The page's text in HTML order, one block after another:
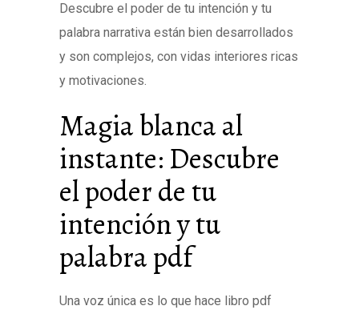
Descubre el poder de tu intención y tu
palabra narrativa están bien desarrollados
y son complejos, con vidas interiores ricas
y motivaciones.
Magia blanca al
instante: Descubre
el poder de tu
intención y tu
palabra pdf
Una voz única es lo que hace libro pdf